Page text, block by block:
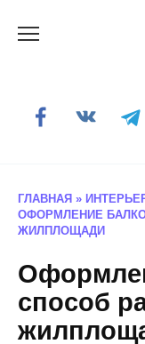
ГЛАВНАЯ »
ОФОРМЛЕНИЕ
ЖИЛПЛОЩАДИ
способ